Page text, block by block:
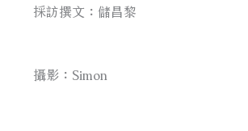
採訪撰文：儲昌黎
攝影：Simon